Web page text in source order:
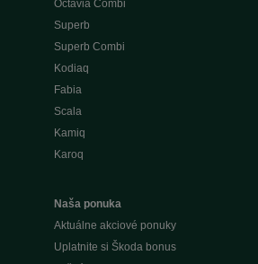
Octavia Combi
Superb
Superb Combi
Kodiaq
Fabia
Scala
Kamiq
Karoq
Naša ponuka
Aktuálne akciové ponuky
Uplatnite si Škoda bonus